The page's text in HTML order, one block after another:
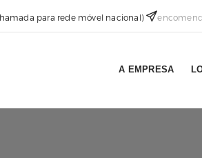
para rede móvel nacional)
A EMPRESA